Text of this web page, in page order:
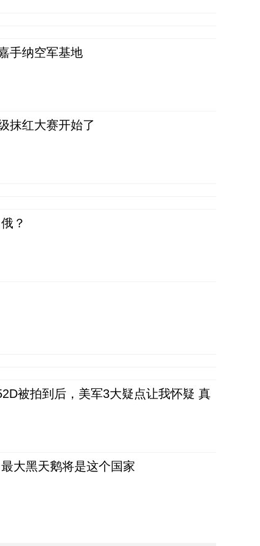
手纳空军基地
抹红大赛开始了
？
被拍到后，美军3大疑点让我怀疑 真
大黑天鹅将是这个国家